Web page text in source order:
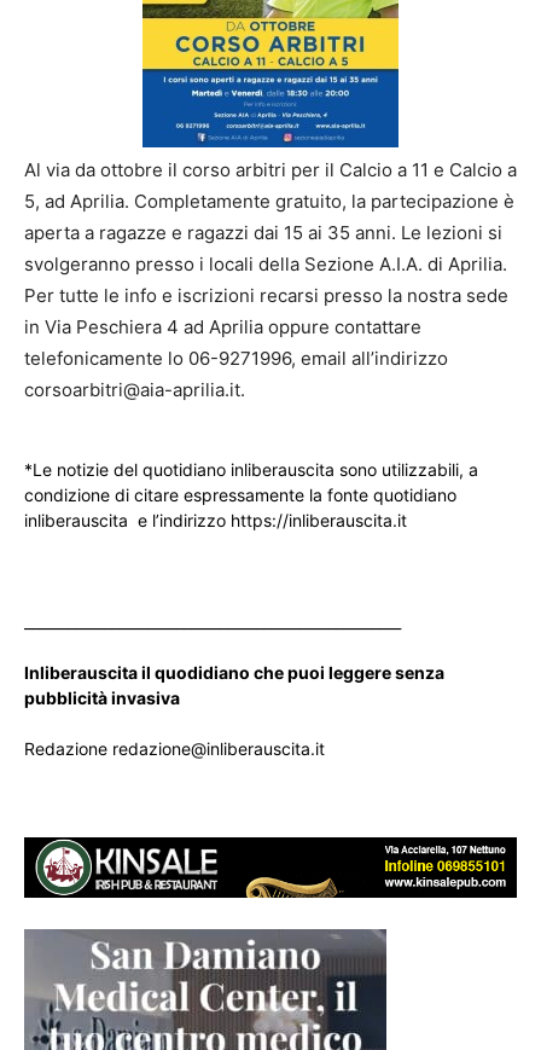
Al via da ottobre il corso arbitri per il Calcio a 11 e Calcio a
5, ad Aprilia. Completamente gratuito, la partecipazione è
aperta a ragazze e ragazzi dai 15 ai 35 anni. Le lezioni si
svolgeranno presso i locali della Sezione A.I.A. di Aprilia.
Per tutte le info e iscrizioni recarsi presso la nostra sede
in Via Peschiera 4 ad Aprilia oppure contattare
telefonicamente lo 06-9271996, email all’indirizzo
corsoarbitri@aia-aprilia.it.
*Le notizie del quotidiano inliberauscita sono utilizzabili, a
condizione di citare espressamente la fonte quotidiano
inliberauscita e l’indirizzo https://inliberauscita.it
Inliberauscita il quodidiano che puoi leggere senza
pubblicità invasiva
Redazione redazione@inliberauscita.it